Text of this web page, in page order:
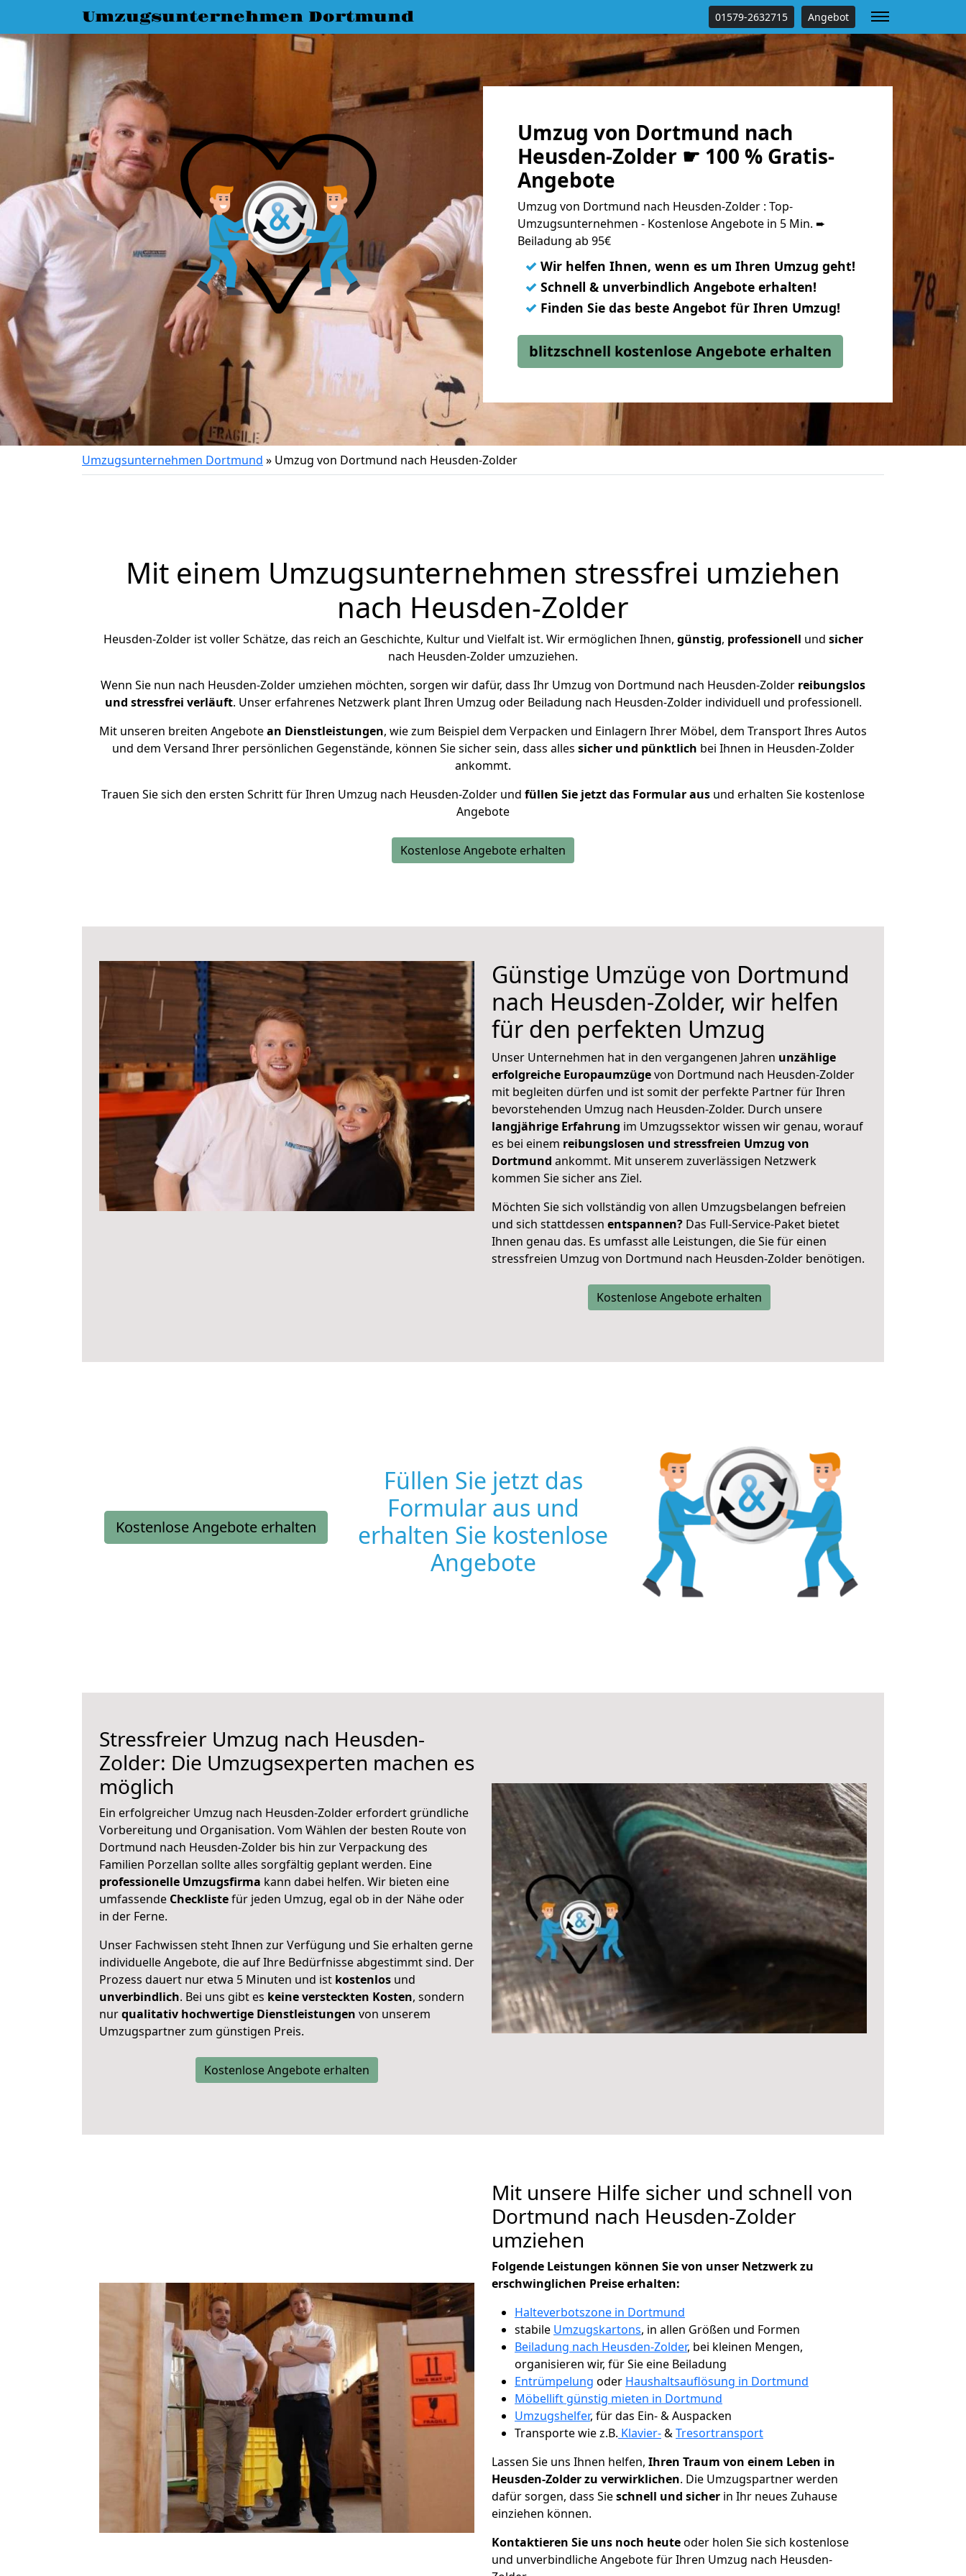
Umzugsunternehmen Dortmund 01579-2632715 Angebot
Umzug von Dortmund nach
Heusden-Zolder ☛ 100 % Gratis-
Angebote
Umzug von Dortmund nach Heusden-Zolder : Top-
Umzugsunternehmen - Kostenlose Angebote in 5 Min. ➨
Beiladung ab 95€
✓ Wir helfen Ihnen, wenn es um Ihren Umzug geht!
✓ Schnell & unverbindlich Angebote erhalten!
✓ Finden Sie das beste Angebot für Ihren Umzug!
blitzschnell kostenlose Angebote erhalten
Umzugsunternehmen Dortmund » Umzug von Dortmund nach Heusden-Zolder
Mit einem Umzugsunternehmen stressfrei umziehen
nach Heusden-Zolder
Heusden-Zolder ist voller Schätze, das reich an Geschichte, Kultur und Vielfalt ist. Wir ermöglichen Ihnen, günstig, professionell und sicher
nach Heusden-Zolder umzuziehen.
Wenn Sie nun nach Heusden-Zolder umziehen möchten, sorgen wir dafür, dass Ihr Umzug von Dortmund nach Heusden-Zolder reibungslos
und stressfrei verläuft. Unser erfahrenes Netzwerk plant Ihren Umzug oder Beiladung nach Heusden-Zolder individuell und professionell.
Mit unseren breiten Angebotean Dienstleistungen, wie zum Beispiel dem Verpacken und Einlagern Ihrer Möbel, dem Transport Ihres Autos
und dem Versand Ihrer persönlichen Gegenstände, können Sie sicher sein, dass alles sicher und pünktlich bei Ihnen in Heusden-Zolder
ankommt.
Trauen Sie sich den ersten Schritt für Ihren Umzug nach Heusden-Zolder und füllen Sie jetzt das Formular aus und erhalten Sie kostenlose
Angebote
Kostenlose Angebote erhalten
Günstige Umzüge von Dortmund
nach Heusden-Zolder, wir helfen
für den perfekten Umzug
Unser Unternehmen hat in den vergangenen Jahren unzählige
erfolgreiche Europaumzügevon Dortmund nach Heusden-Zolder
mit begleiten dürfen und ist somit der perfekte Partner für Ihren
bevorstehenden Umzug nach Heusden-Zolder. Durch unsere
langjährige Erfahrung im Umzugssektor wissen wir genau, worauf
es bei einem reibungslosen und stressfreien Umzug von
Dortmund ankommt. Mit unserem zuverlässigen Netzwerk
kommen Sie sicher ans Ziel.
Möchten Sie sich vollständig von allen Umzugsbelangen befreien
und sich stattdessen entspannen? Das Full-Service-Paket bietet
Ihnen genau das. Es umfasst alle Leistungen, die Sie für einen
stressfreien Umzug von Dortmund nach Heusden-Zolder benötigen.
Kostenlose Angebote erhalten
Kostenlose Angebote erhalten
Füllen Sie jetzt das
Formular aus und
erhalten Sie kostenlose
Angebote
Stressfreier Umzug nach Heusden-
Zolder: Die Umzugsexperten machen es
möglich
Ein erfolgreicher Umzug nach Heusden-Zolder erfordert gründliche
Vorbereitung und Organisation. Vom Wählen der besten Route von
Dortmund nach Heusden-Zolder bis hin zur Verpackung des
Familien Porzellan sollte alles sorgfältig geplant werden. Eine
professionelle Umzugsfirma kann dabei helfen. Wir bieten eine
umfassende Checklistefür jeden Umzug, egal ob in der Nähe oder
in der Ferne.
Unser Fachwissen steht Ihnen zur Verfügung und Sie erhalten gerne
individuelle Angebote, die auf Ihre Bedürfnisse abgestimmt sind. Der
Prozess dauert nur etwa 5 Minuten und ist kostenlos und
unverbindlich. Bei uns gibt es keine versteckten Kosten, sondern
nurqualitativ hochwertige Dienstleistungen von unserem
Umzugspartner zum günstigen Preis.
Kostenlose Angebote erhalten
Mit unsere Hilfe sicher und schnell von
Dortmund nach Heusden-Zolder
umziehen
Folgende Leistungen können Sie von unser Netzwerk zu
erschwinglichen Preise erhalten:
Halteverbotszone in Dortmund
stabile Umzugskartons, in allen Größen und Formen
Beiladung nach Heusden-Zolder, bei kleinen Mengen,
organisieren wir, für Sie eine Beiladung
Entrümpelung oder Haushaltsauflösung in Dortmund
Möbellift günstig mieten in Dortmund
Umzugshelfer, für das Ein- & Auspacken
Transporte wie z.B. Klavier-&Tresortransport
Lassen Sie uns Ihnen helfen, Ihren Traum von einem Leben in
Heusden-Zolder zu verwirklichen. Die Umzugspartner werden
dafür sorgen, dass Sieschnell und sicher in Ihr neues Zuhause
einziehen können.
Kontaktieren Sie uns noch heuteoder holen Sie sich kostenlose
und unverbindliche Angebote für Ihren Umzug nach Heusden-